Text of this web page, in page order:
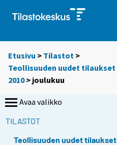
Etusivu > Tilastot >
Teollisuuden uudet tilaukset
2010> joulukuu
Avaa valikko
TILASTOT
Teollisuuden uudet tilaukset